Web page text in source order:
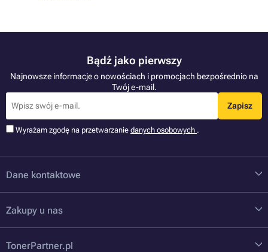
Bądź jako pierwszy
Najnowsze informacje o nowościach i promocjach bezpośrednio na
Twój e-mail.
Zapisz
Wyrażam zgodę na przetwarzanie danych osobowych .
Dane kontaktowe
Zakupy u nas
TonerPartner.pl